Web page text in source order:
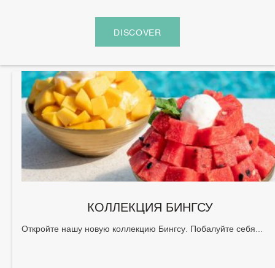
DISCOVER
КОЛЛЕКЦИЯ БИНГСУ
Откройте нашу новую коллекцию Бингсу. Побалуйте себя...